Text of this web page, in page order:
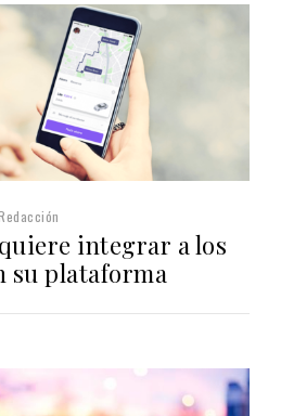
integrar a los
su plataforma